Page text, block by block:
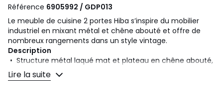
Référence 6905992 / GDP013
Le meuble de cuisine 2 portes Hiba s’inspire du mobilier
industriel en mixant métal et chêne abouté et offre de
nombreux rangements dans un style vintage.
Description
• Structure métal laqué mat et plateau en chêne abouté,
finition NC
• 2 portes métal avec 1 étagère ajustable
Lire la suite